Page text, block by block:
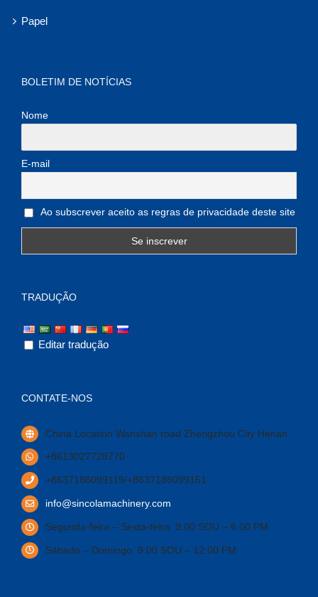
Papel
BOLETIM DE NOTÍCIAS
Nome
E-mail
Ao subscrever aceito as regras de privacidade deste site
TRADUÇÃO
Editar tradução
CONTATE-NOS
China Location Wanshan road Zhengzhou City Henan
+8613027728770
+8637186099119/+8637186099151
info@sincolamachinery.com
Segunda-feira – Sexta-feira: 9:00 SOU – 6:00 PM
Sábado – Domingo: 9:00 SOU – 12:00 PM